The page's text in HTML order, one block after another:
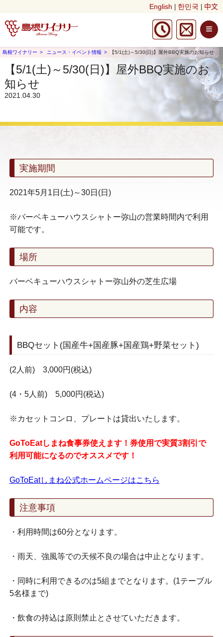
English 한민국 中文
≡
島根ワイナリー ニュース・イベント情報 【5/1(土)～5/30(日)】屋外BBQ実施のお知らせ
【5/1(土)～5/30(日)】屋外BBQ実施のお
知らせ
2021.04.30
実施期間
2021年5月1日(土)～30日(日)
※バーベキューハウスシャトー弥山の営業時間内で利用
可能です。
場所
バーベキューハウスシャトー弥山外の芝生広場
内容
BBQセット(国産牛+国産豚+国産鶏+野菜セット)
(2人前) 3,000円(税込)
(4・5人前) 5,000円(税込)
※カセットコンロ、プレートは貸出いたします。
GoToEatしまね食事券使えます！券使用で実質3割引で
利用可能になるのでオススメです！
GoToEatしまね公式ホームページはこちら
注意事項
・利用時間は60分となります。
・雨天、強風等での天候不良の場合は中止となります。
・同時に利用できるのは5組までとなります。(1テーブル
5名様まで)
・飲食の持込は原則禁止とさせていただきます。